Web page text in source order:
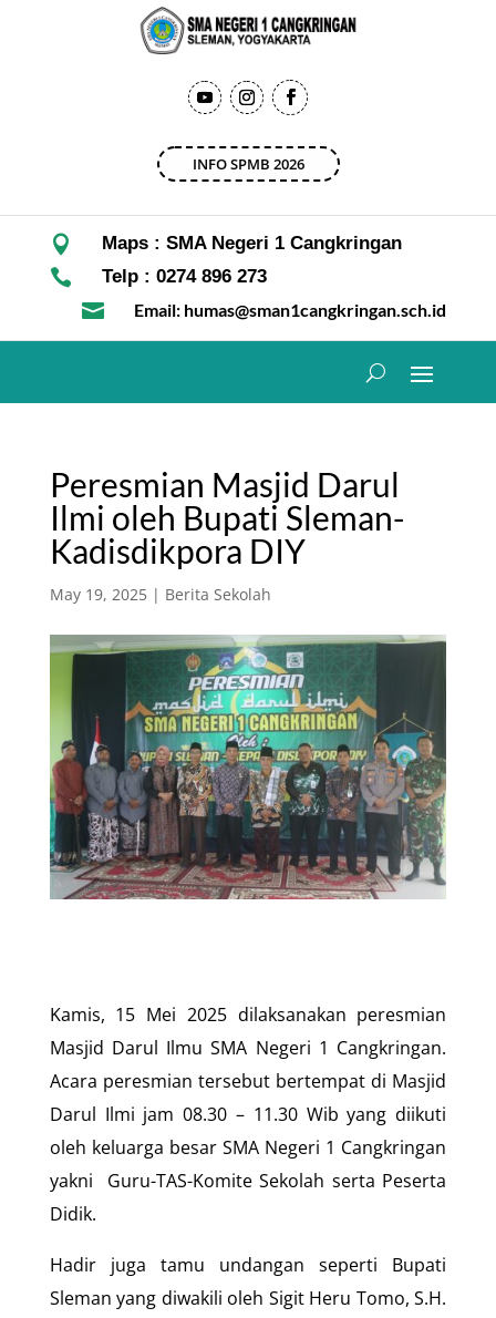
INFO SPMB 2026
 Maps : SMA Negeri 1 Cangkringan
 Telp : 0274 896 273
 Email: humas@sman1cangkringan.sch.id
Peresmian Masjid Darul
Ilmi oleh Bupati Sleman-
Kadisdikpora DIY
May 19, 2025| Berita Sekolah
Kamis, 15 Mei 2025 dilaksanakan peresmian
Masjid Darul Ilmu SMA Negeri 1 Cangkringan.
Acara peresmian tersebut bertempat di Masjid
Darul Ilmi jam 08.30 – 11.30 Wib yang diikuti
oleh keluarga besar SMA Negeri 1 Cangkringan
yakni Guru-TAS-Komite Sekolah serta Peserta
Didik.
Hadir juga tamu undangan seperti Bupati
Sleman yang diwakili oleh Sigit Heru Tomo, S.H.